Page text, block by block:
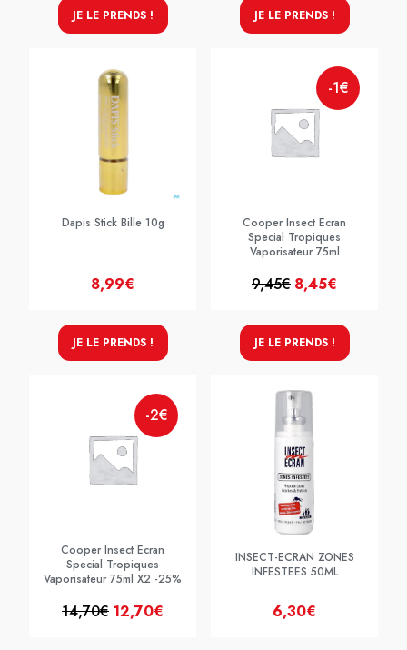
JE LE PRENDS ! JE LE PRENDS !
Dapis Stick Bille 10g
8,99€
JE LE PRENDS !
-1€
Cooper Insect Ecran
Special Tropiques
Vaporisateur 75ml
9,45€ 8,45€
JE LE PRENDS !
-2€
Cooper Insect Ecran
Special Tropiques
Vaporisateur 75ml X2 -25%
14,70€ 12,70€
INSECT-ECRAN ZONES
INFESTEES 50ML
6,30€